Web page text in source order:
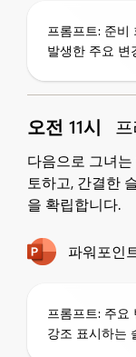
프롬프트: 준비
발생한 주요 변
오전 11시
다음으로 그녀
토하고, 간결한
을 확립합니다.
파워포인
프롬프트: 주요
강조 표시하는